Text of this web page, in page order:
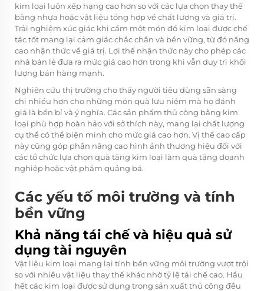
kim loại luôn xếp hạng cao hơn so với các lựa chọn thay thế
bằng nhựa hoặc vật liệu tổng hợp về chất lượng và giá trị.
Trải nghiệm xúc giác khi cầm một món đồ kim loại được chế
tác tốt mang lại cảm giác chắc chắn và bền vững, từ đó nâng
cao nhận thức về giá trị. Lợi thế nhận thức này cho phép các
nhà bán lẻ đưa ra mức giá cao hơn trong khi vẫn duy trì khối
lượng bán hàng mạnh.
Nghiên cứu thị trường cho thấy người tiêu dùng sẵn sàng
chi nhiều hơn cho những món quà lưu niệm mà họ đánh
giá là bền bỉ và ý nghĩa. Các sản phẩm thủ công bằng kim
loại phù hợp hoàn hảo với sở thích này, mang lại chất lượng
cụ thể có thể biện minh cho mức giá cao hơn. Vị thế cao cấp
này cũng góp phần nâng cao hình ảnh thương hiệu đối với
các tổ chức lựa chọn quà tặng kim loại làm quà tặng doanh
nghiệp hoặc vật phẩm quảng bá.
Các yếu tố môi trường và tính
bền vững
Khả năng tái chế và hiệu quả sử
dụng tài nguyên
Vật liệu kim loại mang lại tính bền vững môi trường vượt trội
so với nhiều vật liệu thay thế khác nhờ tỷ lệ tái chế cao. Hầu
hết các kim loại được sử dụng trong sản xuất thủ công đều